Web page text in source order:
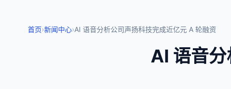
首页›新闻中心›AI 语音分析公司声扬科技完成近亿元 A 轮融资
AI 语音